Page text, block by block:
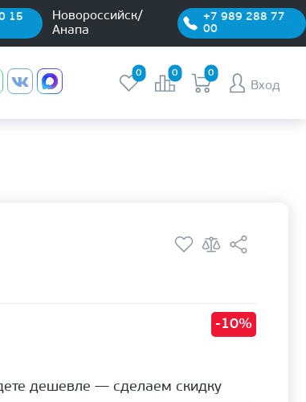
15
Новороссийск/
Анапа
+7 989 288 77
00
0 0 0
Вход
-10%
дешевле — сделаем скидку